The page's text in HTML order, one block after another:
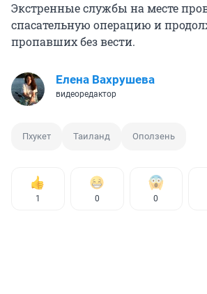
Экстренные службы на месте
спасательную операцию и
пропавших без вести.
Елена Вахрушева
видеоредактор
Пхукет Таиланд Оползень
1 0 0